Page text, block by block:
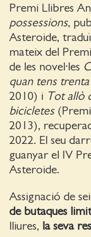
Premi Llibres
possessions,
Asteroide,
mateix del
de les novel·les
quan tens trenta
2010) i Tot allò
bicicletes(Premi
2013),
2022. El seu
guanyar el IV
Asteroide.
Assignació de
de butaques
lliures, la seva